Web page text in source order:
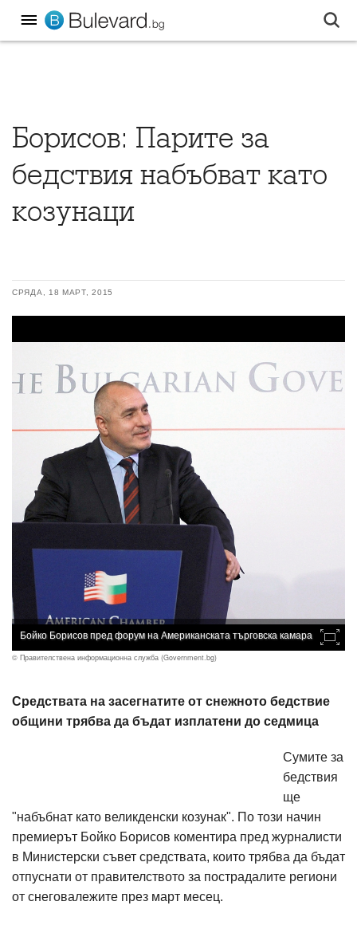
Борисов: Парите за
бедствия набъбват като
козунаци
СРЯДА, 18 МАРТ, 2015
Бойко Борисов пред форум на Американската търговска камара
© Правителствена информационна служба (Government.bg)
Средствата на засегнатите от снежното бедствие
общини трябва да бъдат изплатени до седмица
Сумите за
бедствия
ще
"набъбнат като великденски козунак". По този начин
премиерът Бойко Борисов коментира пред журналисти
в Министерски съвет средствата, които трябва да бъдат
отпуснати от правителството за пострадалите региони
от снеговалежите през март месец.